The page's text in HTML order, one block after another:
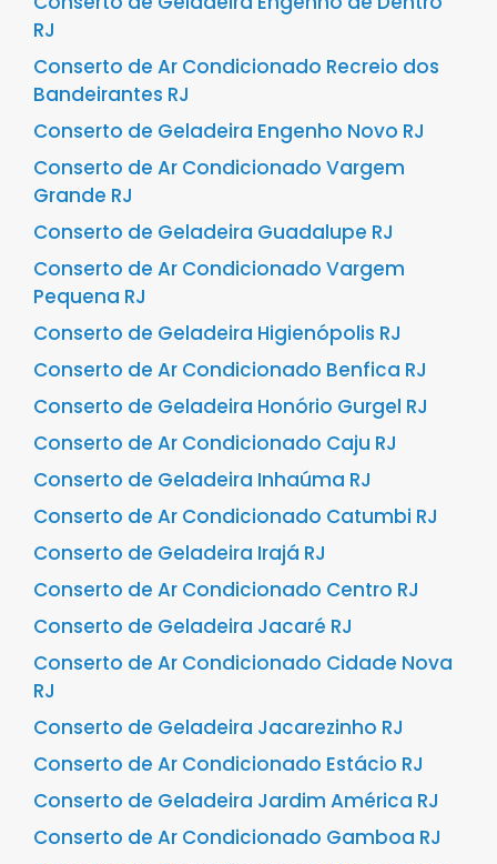
RJ
Conserto de Ar Condicionado Recreio dos
Bandeirantes RJ
Conserto de Geladeira Engenho Novo RJ
Conserto de Ar Condicionado Vargem
Grande RJ
Conserto de Geladeira Guadalupe RJ
Conserto de Ar Condicionado Vargem
Pequena RJ
Conserto de Geladeira Higienópolis RJ
Conserto de Ar Condicionado Benfica RJ
Conserto de Geladeira Honório Gurgel RJ
Conserto de Ar Condicionado Caju RJ
Conserto de Geladeira Inhaúma RJ
Conserto de Ar Condicionado Catumbi RJ
Conserto de Geladeira Irajá RJ
Conserto de Ar Condicionado Centro RJ
Conserto de Geladeira Jacaré RJ
Conserto de Ar Condicionado Cidade Nova
RJ
Conserto de Geladeira Jacarezinho RJ
Conserto de Ar Condicionado Estácio RJ
Conserto de Geladeira Jardim América RJ
Conserto de Ar Condicionado Gamboa RJ